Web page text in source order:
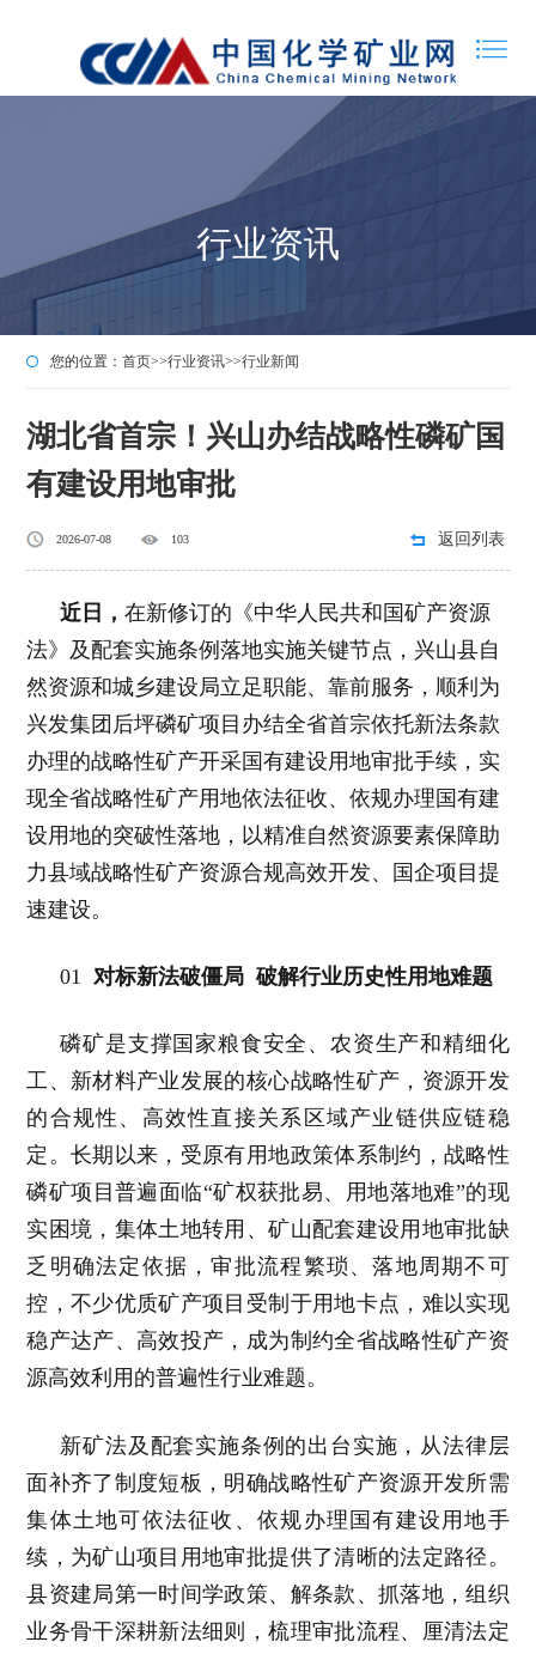
行业资讯
您的位置：首页>>行业资讯>>行业新闻
湖北省首宗！兴山办结战略性磷矿国
有建设用地审批
2026-07-08 103 返回列表
近日，在新修订的《中华人民共和国矿产资源
法》及配套实施条例落地实施关键节点，兴山县自
然资源和城乡建设局立足职能、靠前服务，顺利为
兴发集团后坪磷矿项目办结全省首宗依托新法条款
办理的战略性矿产开采国有建设用地审批手续，实
现全省战略性矿产用地依法征收、依规办理国有建
设用地的突破性落地，以精准自然资源要素保障助
力县域战略性矿产资源合规高效开发、国企项目提
速建设。
01对标新法破僵局破解行业历史性用地难题
磷矿是支撑国家粮食安全、农资生产和精细化
工、新材料产业发展的核心战略性矿产，资源开发
的合规性、高效性直接关系区域产业链供应链稳
定。长期以来，受原有用地政策体系制约，战略性
磷矿项目普遍面临“矿权获批易、用地落地难”的现
实困境，集体土地转用、矿山配套建设用地审批缺
乏明确法定依据，审批流程繁琐、落地周期不可
控，不少优质矿产项目受制于用地卡点，难以实现
稳产达产、高效投产，成为制约全省战略性矿产资
源高效利用的普遍性行业难题。
新矿法及配套实施条例的出台实施，从法律层
面补齐了制度短板，明确战略性矿产资源开发所需
集体土地可依法征收、依规办理国有建设用地手
续，为矿山项目用地审批提供了清晰的法定路径。
县资建局第一时间学政策、解条款、抓落地，组织
业务骨干深耕新法细则，梳理审批流程、厘清法定